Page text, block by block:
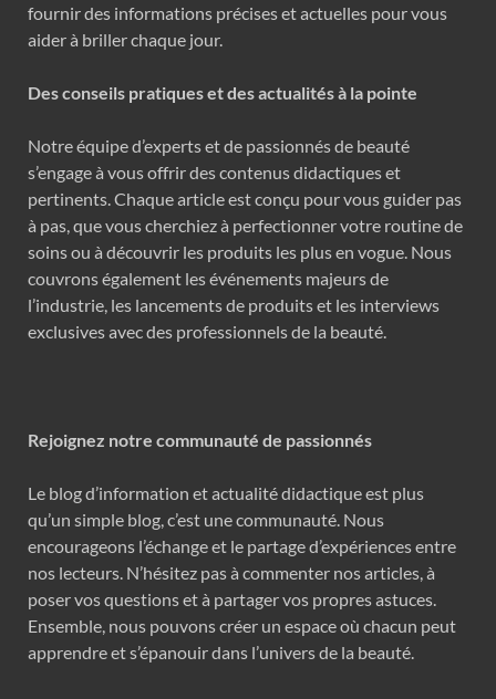
fournir des informations précises et actuelles pour vous
aider à briller chaque jour.
Des conseils pratiques et des actualités à la pointe
Notre équipe d’experts et de passionnés de beauté
s’engage à vous offrir des contenus didactiques et
pertinents. Chaque article est conçu pour vous guider pas
à pas, que vous cherchiez à perfectionner votre routine de
soins ou à découvrir les produits les plus en vogue. Nous
couvrons également les événements majeurs de
l’industrie, les lancements de produits et les interviews
exclusives avec des professionnels de la beauté.
Rejoignez notre communauté de passionnés
Le blog d’information et actualité didactique est plus
qu’un simple blog, c’est une communauté. Nous
encourageons l’échange et le partage d’expériences entre
nos lecteurs. N’hésitez pas à commenter nos articles, à
poser vos questions et à partager vos propres astuces.
Ensemble, nous pouvons créer un espace où chacun peut
apprendre et s’épanouir dans l’univers de la beauté.